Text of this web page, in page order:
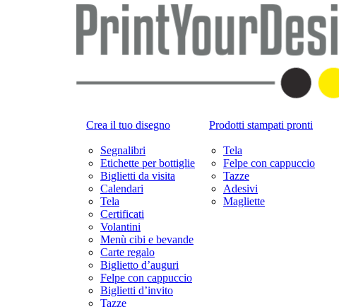
Crea il tuo disegno
Segnalibri
Etichette per bottiglie
Biglietti da visita
Calendari
Tela
Certificati
Volantini
Menù cibi e bevande
Carte regalo
Biglietto d’auguri
Felpe con cappuccio
Biglietti d’invito
Tazze
Prodotti stampati pronti
Tela
Felpe con cappuccio
Tazze
Adesivi
Magliette